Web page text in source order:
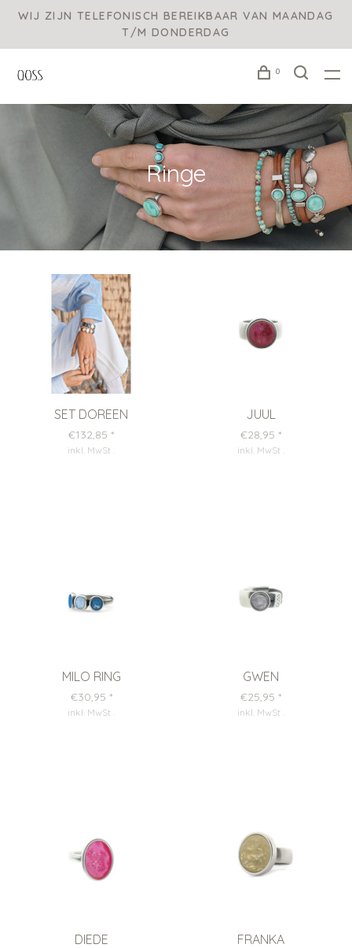
WIJ ZIJN TELEFONISCH BEREIKBAAR VAN MAANDAG
T/M DONDERDAG
0
Ringe
SET DOREEN
€132,85 *
inkl. MwSt
JUUL
€28,95 *
inkl. MwSt
MILO RING
€30,95 *
inkl. MwSt
GWEN
€25,95 *
inkl. MwSt
DIEDE FRANKA